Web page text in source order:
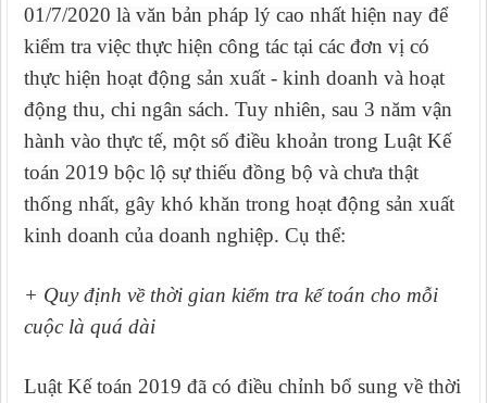
01/7/2020 là văn bản pháp lý cao nhất hiện nay để
kiểm tra việc thực hiện công tác tại các đơn vị có
thực hiện hoạt động sản xuất - kinh doanh và hoạt
động thu, chi ngân sách. Tuy nhiên, sau 3 năm vận
hành vào thực tế, một số điều khoản trong Luật Kế
toán 2019 bộc lộ sự thiếu đồng bộ và chưa thật
thống nhất, gây khó khăn trong hoạt động sản xuất
kinh doanh của doanh nghiệp. Cụ thể:
+ Quy định về thời gian kiểm tra kế toán cho mỗi
cuộc là quá dài
Luật Kế toán 2019 đã có điều chỉnh bổ sung về thời